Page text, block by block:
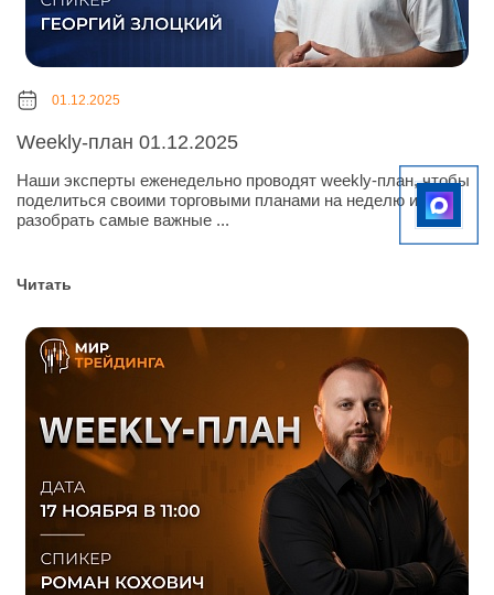
01.12.2025
Weekly-план 01.12.2025
Наши эксперты еженедельно проводят weekly-план, чтобы
поделиться своими торговыми планами на неделю и
разобрать самые важные ...
Читать